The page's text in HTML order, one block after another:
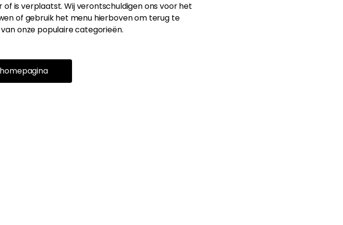
is verplaatst. Wij verontschuldigen ons voor het
of gebruik het menu hierboven om terug te
onze populaire categorieën.